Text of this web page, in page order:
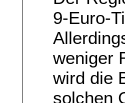
9-Euro-
weniger
wird die
solchen